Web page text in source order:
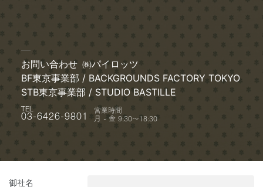
お問い合わせ ㈱パイロッツ
BF東京事業部 / BACKGROUNDS FACTORY TOKYO
STB東京事業部 / STUDIO BASTILLE
TEL
03-6426-9801
営業時間
月 - 金 9:30〜18:30
御社名